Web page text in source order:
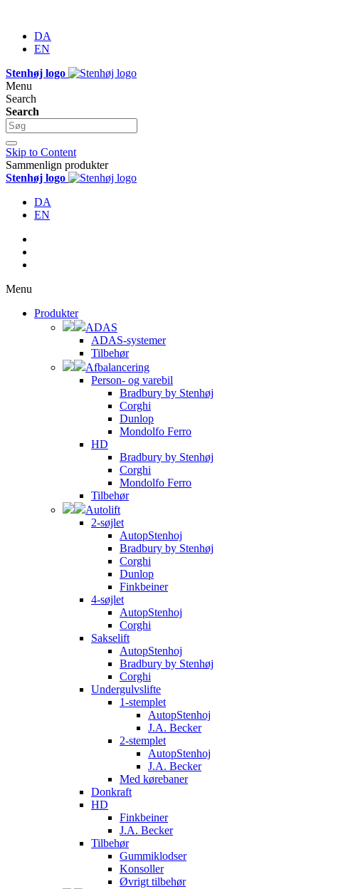
DA
EN
Stenhøj logo
Menu
Search
Search
Skip to Content
Sammenlign produkter
Stenhøj logo
DA
EN
Menu
Produkter
ADAS
ADAS-systemer
Tilbehør
Afbalancering
Person- og varebil
Bradbury by Stenhøj
Corghi
Dunlop
Mondolfo Ferro
HD
Bradbury by Stenhøj
Corghi
Mondolfo Ferro
Tilbehør
Autolift
2-søjlet
AutopStenhoj
Bradbury by Stenhøj
Corghi
Dunlop
Finkbeiner
4-søjlet
AutopStenhoj
Corghi
Sakselift
AutopStenhoj
Bradbury by Stenhøj
Corghi
Undergulvslifte
1-stemplet
AutopStenhoj
J.A. Becker
2-stemplet
AutopStenhoj
J.A. Becker
Med kørebaner
Donkraft
HD
Finkbeiner
J.A. Becker
Tilbehør
Gummiklodser
Konsoller
Øvrigt tilbehør